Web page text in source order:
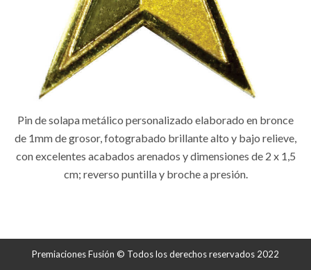
Pin de solapa metálico personalizado elaborado en bronce
de 1mm de grosor, fotograbado brillante alto y bajo relieve,
con excelentes acabados arenados y dimensiones de 2 x 1,5
cm; reverso puntilla y broche a presión.
Premiaciones Fusión © Todos los derechos reservados 2022